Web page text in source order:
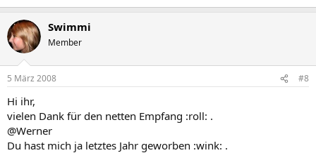
Swimmi
Member
5 März 2008 #8
Hi ihr,
vielen Dank für den netten Empfang :roll: .
@Werner
Du hast mich ja letztes Jahr geworben :wink: .